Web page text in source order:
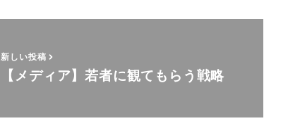
新しい投稿
【メディア】若者に観てもらう戦略